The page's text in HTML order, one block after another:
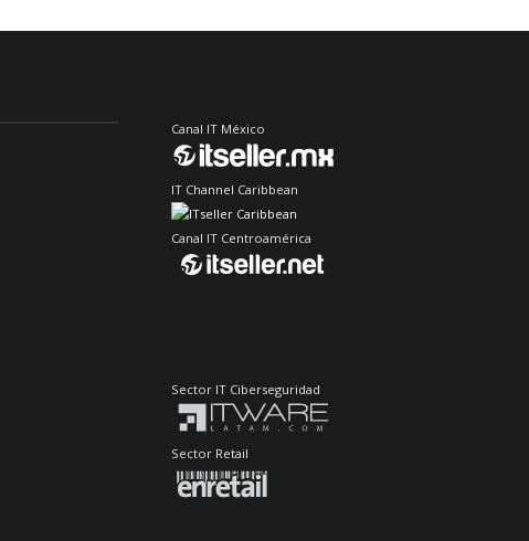
Canal IT México
IT Channel Caribbean
Canal IT Centroamérica
Sector IT Ciberseguridad
Sector Retail